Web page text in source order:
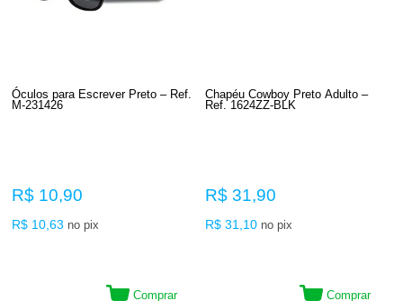
Óculos para Escrever Preto – Ref.
M-231426
R$ 10,90
R$ 10,63 no pix
Comprar
Chapéu Cowboy Preto Adulto –
Ref. 1624ZZ-BLK
R$ 31,90
R$ 31,10 no pix
Comprar